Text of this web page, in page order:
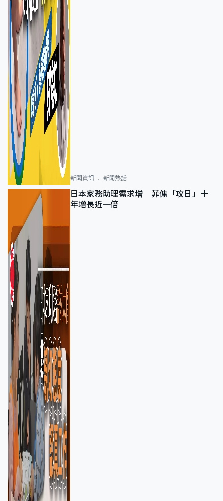
新聞資訊 新聞熱話
日本家務助理需求增 菲傭「攻日」十
年增長近一倍